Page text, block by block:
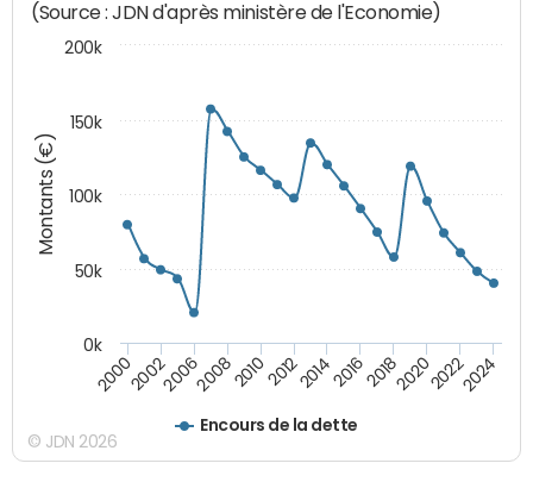
Montants (€)
(Source : JDN d'après ministère de l'Economie)
Encours de la dette
200020022006200820102012201420162018202020222024
0k
50k
100k
150k
200k
© JDN 2026